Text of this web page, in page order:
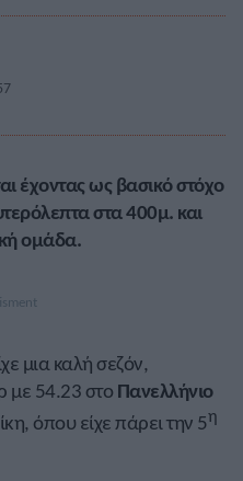
έχοντας ως βασικό στόχο
στα 400μ. και
ομάδα.
μια καλή σεζόν,
με 54.23 στο Πανελλήνιο
όπου είχε πάρει την 5η